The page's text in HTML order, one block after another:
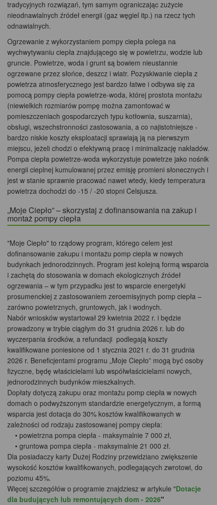
tradycyjnych rozwiązań, tym samym ograniczając zużycie
nieodnawialnych źródeł energii (gaz węgiel itp.) na rzecz tych
odnawialnych.
Ogrzewanie z wykorzystaniem pompy ciepła polega na
wychwytywaniu ciepła znajdującego się w powietrzu, wodzie lub
gruncie. Powietrze, woda i grunt są bowiem nieustannie
ogrzewane przez słońce, deszcz i wiatr. Pozyskiwanie ciepła z
powietrza atmosferycznego jest bardzo łatwe i odbywa się za
pomocą pompy ciepła powietrze-woda, której prostota montażu
(niewielkich rozmiarów pompę można zamontować w
pomieszczeniach gospodarczych typu kotłownia, suszarnia),
obsługi, wszechstronności zastosowania, a co najistotniejsze -
bardzo niskie koszty eksploatacji sprawiają ją na pierwszym
miejscu, jeżeli chodzi o efektywną pracę i minimalizację nakładów.
Pompa ciepła powietrze-woda wykorzystuje powietrze jako nośnik
energii cieplnej kumulowanej przez emisję promieni słonecznych i
jest w stanie sprawnie pracować nawet wtedy, kiedy temperatura
powietrza dochodzi do -15 / -20 stopni Celsjusza.
„Moje Ciepło” – skorzystaj z dofinansowania na zakup i
montaż pompy ciepła
"Moje Ciepło" to rządowy program, którego celem jest
dofinansowanie zakupu i montażu pomp ciepła w nowych
budynkach jednorodzinnych. Program jest kolejną formą wsparcia
i zachętą do stosowania w domach ekologicznych źródeł
ogrzewania – w tym przypadku jest to wsparcie energetyki
prosumenckiej z zastosowaniem zeroemisyjnych pomp ciepła –
zarówno powietrznych, gruntowych, jak i wodnych.
Nabór wniosków wystartował 29 kwietnia 2022 r. i będzie
prowadzony w trybie ciągłym do 31 grudnia 2026 r. lub do
wyczerpania środków, a refundacji podlegają koszty
kwalifikowane poniesione od 1 stycznia 2021 r. do 31 grudnia
2026 r. Beneficjentami programu „Moje Ciepło” mogą być osoby
fizyczne, będę właścicielami lub współwłaścicielami nowych,
jednorodzinnych budynków mieszkalnych.
Dopłaty dotyczą zakupu oraz montażu pomp ciepła w nowych
domach o podwyższonym standardzie energetycznym, a formą
wsparcia jest dotacja do 30% kosztów kwalifikowanych w
zależności od rodzaju zastosowanej pompy ciepła:
• powietrzna pompa ciepła - maksymalnie 7 000 zł,
• gruntowa pompa ciepła - maksymalnie 21 000 zł.
Dla posiadaczy karty Dużej Rodziny przewidziano zwiększenie
wysokość kosztów kwalifikowanych, podlegających zwrotowi, do
poziomu 45%.
Więcej szczegółów o programie znajdziesz w artykule "Dotacje
dla budujących lub remontujących dom - 2026"